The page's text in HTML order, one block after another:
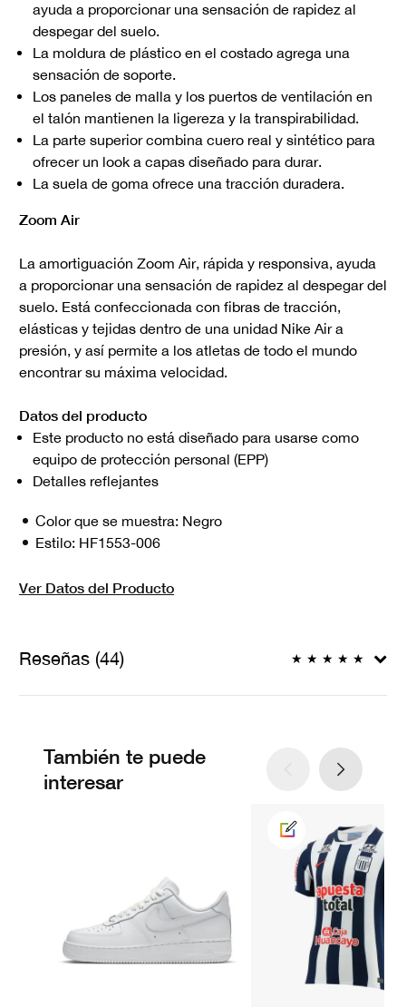
ayuda a proporcionar una sensación de rapidez al
despegar del suelo.
La moldura de plástico en el costado agrega una
sensación de soporte.
Los paneles de malla y los puertos de ventilación en
el talón mantienen la ligereza y la transpirabilidad.
La parte superior combina cuero real y sintético para
ofrecer un look a capas diseñado para durar.
La suela de goma ofrece una tracción duradera.
Zoom Air
La amortiguación Zoom Air, rápida y responsiva, ayuda
a proporcionar una sensación de rapidez al despegar del
suelo. Está confeccionada con fibras de tracción,
elásticas y tejidas dentro de una unidad Nike Air a
presión, y así permite a los atletas de todo el mundo
encontrar su máxima velocidad.
Datos del producto
Este producto no está diseñado para usarse como
equipo de protección personal (EPP)
Detalles reflejantes
Color que se muestra: Negro
Estilo: HF1553-006
Ver Datos del Producto
Reseñas (44) ★ ★ ★ ★ ★
También te puede
interesar